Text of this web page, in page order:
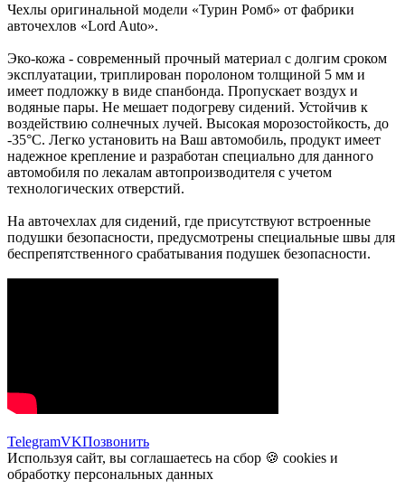
Чехлы оригинальной модели «Турин Ромб» от фабрики
авточехлов «Lord Auto».
Эко-кожа - современный прочный материал с долгим сроком
эксплуатации, триплирован поролоном толщиной 5 мм и
имеет подложку в виде спанбонда. Пропускает воздух и
водяные пары. Не мешает подогреву сидений. Устойчив к
воздействию солнечных лучей. Высокая морозостойкость, до
-35°C. Легко установить на Ваш автомобиль, продукт имеет
надежное крепление и разработан специально для данного
автомобиля по лекалам автопроизводителя с учетом
технологических отверстий.
На авточехлах для сидений, где присутствуют встроенные
подушки безопасности, предусмотрены специальные швы для
беспрепятственного срабатывания подушек безопасности.
TelegramVKПозвонить
Используя сайт, вы соглашаетесь на сбор 🍪 cookies и
обработку персональных данных